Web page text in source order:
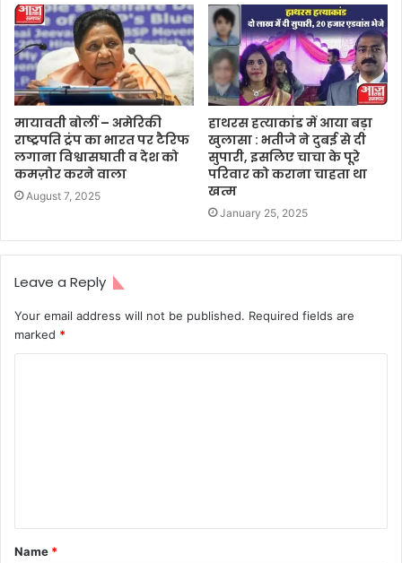
मायावती बोलीं – अमेरिकी
राष्ट्रपति ट्रंप का भारत पर टैरिफ
लगाना विश्वासघाती व देश को
कमज़ोर करने वाला
August 7, 2025
हाथरस हत्याकांड में आया बड़ा
खुलासा : भतीजे ने दुबई से दी
सुपारी, इसलिए चाचा के पूरे
परिवार को कराना चाहता था
खत्म
January 25, 2025
Leave a Reply
Your email address will not be published. Required fields are
marked *
t
*
Name *